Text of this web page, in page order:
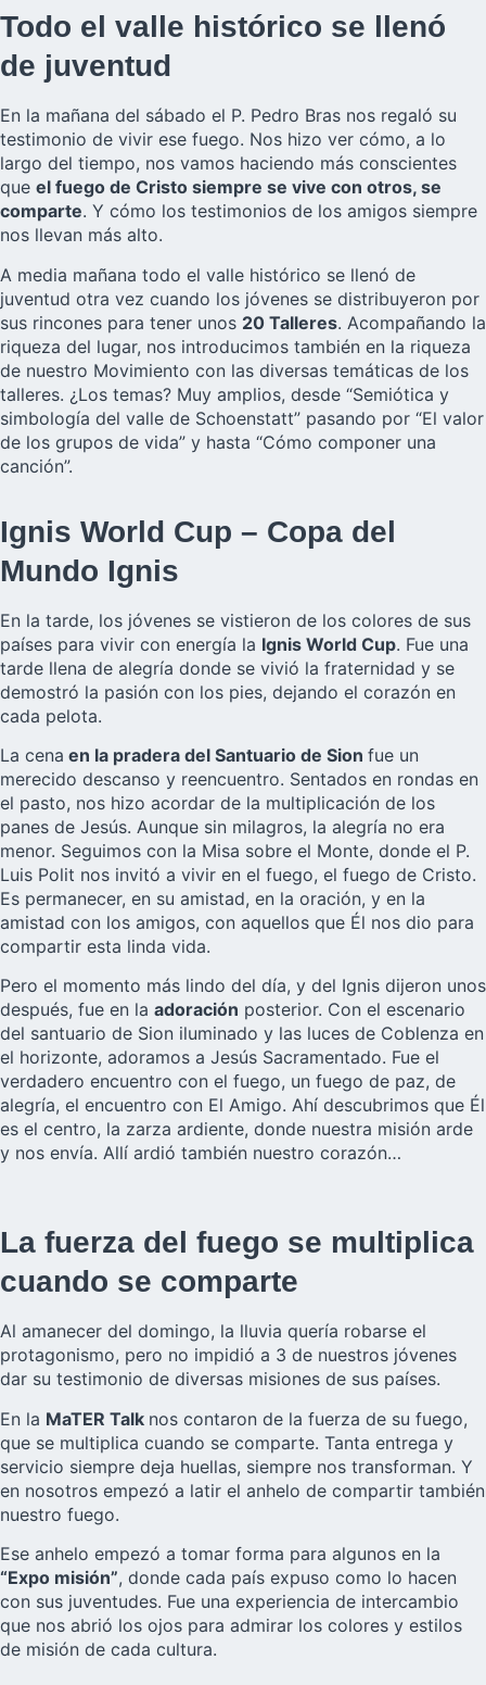
Todo el valle histórico se llenó
de juventud
En la mañana del sábado el P. Pedro Bras nos regaló su
testimonio de vivir ese fuego. Nos hizo ver cómo, a lo
largo del tiempo, nos vamos haciendo más conscientes
que el fuego de Cristo siempre se vive con otros, se
comparte. Y cómo los testimonios de los amigos siempre
nos llevan más alto.
A media mañana todo el valle histórico se llenó de
juventud otra vez cuando los jóvenes se distribuyeron por
sus rincones para tener unos 20 Talleres. Acompañando la
riqueza del lugar, nos introducimos también en la riqueza
de nuestro Movimiento con las diversas temáticas de los
talleres. ¿Los temas? Muy amplios, desde “Semiótica y
simbología del valle de Schoenstatt” pasando por “El valor
de los grupos de vida” y hasta “Cómo componer una
canción”.
Ignis World Cup – Copa del
Mundo Ignis
En la tarde, los jóvenes se vistieron de los colores de sus
países para vivir con energía la Ignis World Cup. Fue una
tarde llena de alegría donde se vivió la fraternidad y se
demostró la pasión con los pies, dejando el corazón en
cada pelota.
La cena en la pradera del Santuario de Sion fue un
merecido descanso y reencuentro. Sentados en rondas en
el pasto, nos hizo acordar de la multiplicación de los
panes de Jesús. Aunque sin milagros, la alegría no era
menor. Seguimos con la Misa sobre el Monte, donde el P.
Luis Polit nos invitó a vivir en el fuego, el fuego de Cristo.
Es permanecer, en su amistad, en la oración, y en la
amistad con los amigos, con aquellos que Él nos dio para
compartir esta linda vida.
Pero el momento más lindo del día, y del Ignis dijeron unos
después, fue en la adoración posterior. Con el escenario
del santuario de Sion iluminado y las luces de Coblenza en
el horizonte, adoramos a Jesús Sacramentado. Fue el
verdadero encuentro con el fuego, un fuego de paz, de
alegría, el encuentro con El Amigo. Ahí descubrimos que Él
es el centro, la zarza ardiente, donde nuestra misión arde
y nos envía. Allí ardió también nuestro corazón…
La fuerza del fuego se multiplica
cuando se comparte
Al amanecer del domingo, la lluvia quería robarse el
protagonismo, pero no impidió a 3 de nuestros jóvenes
dar su testimonio de diversas misiones de sus países.
En la MaTER Talk nos contaron de la fuerza de su fuego,
que se multiplica cuando se comparte. Tanta entrega y
servicio siempre deja huellas, siempre nos transforman. Y
en nosotros empezó a latir el anhelo de compartir también
nuestro fuego.
Ese anhelo empezó a tomar forma para algunos en la
“Expo misión”, donde cada país expuso como lo hacen
con sus juventudes. Fue una experiencia de intercambio
que nos abrió los ojos para admirar los colores y estilos
de misión de cada cultura.